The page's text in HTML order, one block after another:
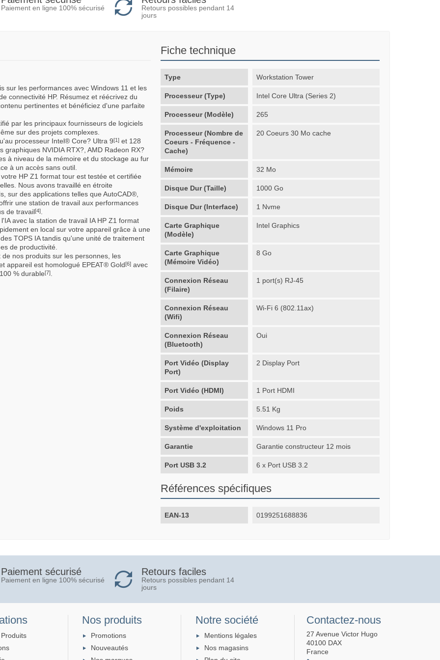
Paiement en ligne 100% sécurisé
Retours possibles pendant 14
jours
sur les performances avec Windows 11 et les
connectivité HP. Résumez et réécrivez du
pertinentes et bénéficiez d'une parfaite
par les principaux fournisseurs de logiciels
sur des projets complexes.
processeur Intel® Core? Ultra 9[1] et 128
graphiques NVIDIA RTX?, AMD Radeon RX?
à niveau de la mémoire et du stockage au fur
à un accès sans outil.
HP Z1 format tour est testée et certifiée
Nous avons travaillé en étroite
sur des applications telles que AutoCAD®,
une station de travail aux performances
de travail[4]
avec la station de travail IA HP Z1 format
en local sur votre appareil grâce à une
TOPS IA tandis qu'une unité de traitement
de productivité.
nos produits sur les personnes, les
appareil est homologué EPEAT® Gold[6] avec
% durable[7]
Fiche technique
Type Workstation Tower
Processeur (Type) Intel Core Ultra (Series 2)
Processeur (Modèle) 265
Processeur (Nombre de
Coeurs - Fréquence -
Cache)
20 Coeurs 30 Mo cache
Mémoire 32 Mo
Disque Dur (Taille) 1000 Go
Disque Dur (Interface) 1 Nvme
Carte Graphique
(Modèle)
Intel Graphics
Carte Graphique
(Mémoire Vidéo)
8 Go
Connexion Réseau
(Filaire)
1 port(s) RJ-45
Connexion Réseau
(Wifi)
Wi-Fi 6 (802.11ax)
Connexion Réseau
(Bluetooth)
Oui
Port Vidéo (Display
Port)
2 Display Port
Port Vidéo (HDMI) 1 Port HDMI
Poids 5.51 Kg
Système d'exploitation Windows 11 Pro
Garantie Garantie constructeur 12 mois
Port USB 3.2 6 x Port USB 3.2
Références spécifiques
EAN-13 0199251688836
Paiement sécurisé
Paiement en ligne 100% sécurisé
Retours faciles
Retours possibles pendant 14
jours
Nos produits
Promotions
Nouveautés
Notre société
Mentions légales
Nos magasins
Contactez-nous
27 Avenue Victor Hugo
40100 DAX
France